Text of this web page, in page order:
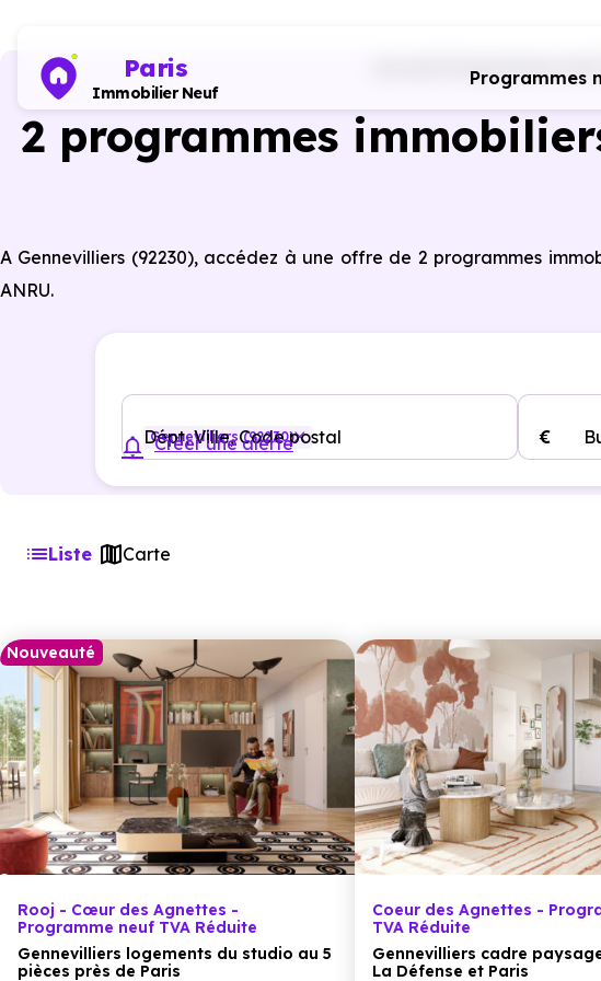
Paris
Immobilier Neuf
Programmes
Programmes
2 programmes
A Gennevilliers (92230), accédez à une offre de 2 programmes
ANRU.
Dépt, Ville, Code postal
Gennevilliers (92230) €
Créer une alerte
Liste Carte
Nouveauté
Rooj - Cœur des Agnettes -
Programme neuf TVA Réduite
Gennevilliers logements du studio au 5
pièces près de Paris
Coeur des Agnettes -
TVA Réduite
Gennevilliers cadre
La Défense et Paris